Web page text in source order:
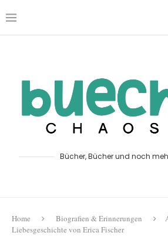
Bücher, Bücher und noch
Home Biografien & Erinnerungen
Liebesgeschichte von Erica Fischer